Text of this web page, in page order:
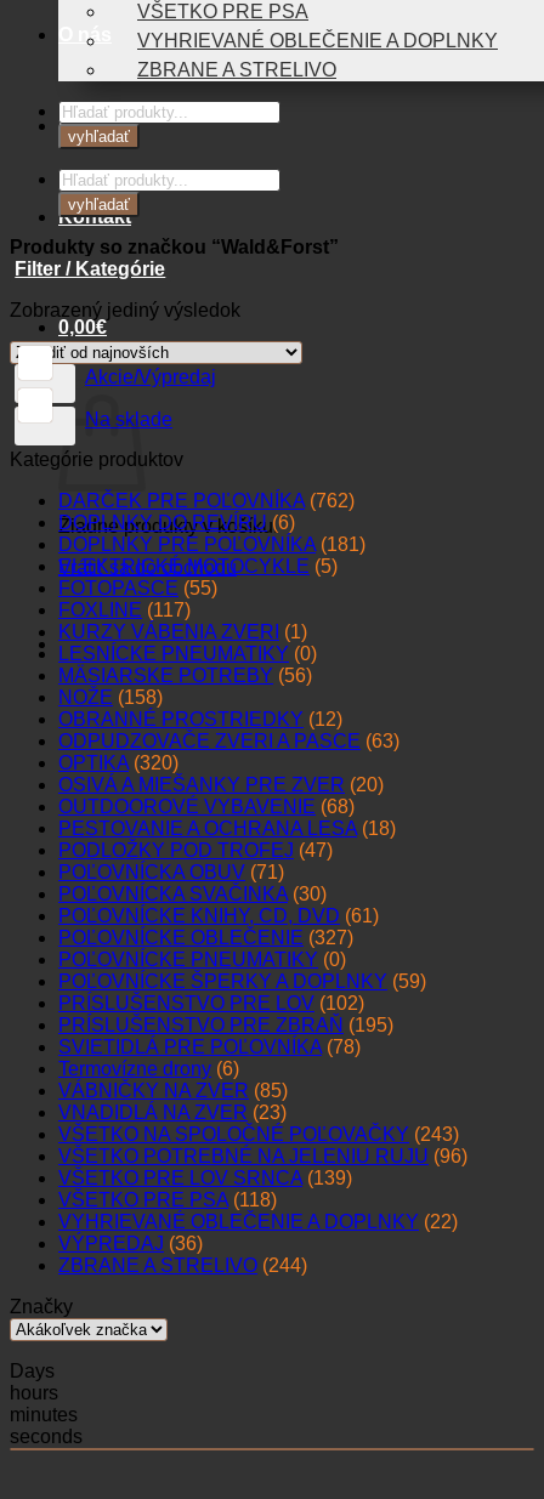
O nás
Blog
Kontakt
0,00€
Košík
Žiadne produkty v košíku.
Vrátiť sa do obchodu
VŠETKO PRE PSA
VYHRIEVANÉ OBLEČENIE A DOPLNKY
ZBRANE A STRELIVO
Products
search
vyhľadať
Products
search
vyhľadať
Produkty so značkou “Wald&Forst”
Filter / Kategórie
Zobrazený jediný výsledok
Akcie/Výpredaj
Na sklade
Kategórie produktov
DARČEK PRE POĽOVNÍKA (762)
DOPLNKY DO REVÍRU (6)
DOPLNKY PRE POĽOVNÍKA (181)
ELEKTRICKÉ MOTOCYKLE (5)
FOTOPASCE (55)
FOXLINE (117)
KURZY VÁBENIA ZVERI (1)
LESNÍCKE PNEUMATIKY (0)
MÄSIARSKE POTREBY (56)
NOŽE (158)
OBRANNÉ PROSTRIEDKY (12)
ODPUDZOVAČE ZVERI A PASCE (63)
OPTIKA (320)
OSIVÁ A MIEŠANKY PRE ZVER (20)
OUTDOOROVÉ VYBAVENIE (68)
PESTOVANIE A OCHRANA LESA (18)
PODLOŽKY POD TROFEJ (47)
POĽOVNÍCKA OBUV (71)
POĽOVNÍCKA SVAČINKA (30)
POĽOVNÍCKE KNIHY, CD, DVD (61)
POĽOVNÍCKE OBLEČENIE (327)
POĽOVNÍCKE PNEUMATIKY (0)
POĽOVNÍCKE ŠPERKY A DOPLNKY (59)
PRÍSLUŠENSTVO PRE LOV (102)
PRÍSLUŠENSTVO PRE ZBRAŇ (195)
SVIETIDLÁ PRE POĽOVNÍKA (78)
Termovízne drony (6)
VÁBNIČKY NA ZVER (85)
VNADIDLÁ NA ZVER (23)
VŠETKO NA SPOLOČNÉ POĽOVAČKY (243)
VŠETKO POTREBNÉ NA JELENIU RUJU (96)
VŠETKO PRE LOV SRNCA (139)
VŠETKO PRE PSA (118)
VYHRIEVANÉ OBLEČENIE A DOPLNKY (22)
VÝPREDAJ (36)
ZBRANE A STRELIVO (244)
Značky
Days
hours
minutes
seconds